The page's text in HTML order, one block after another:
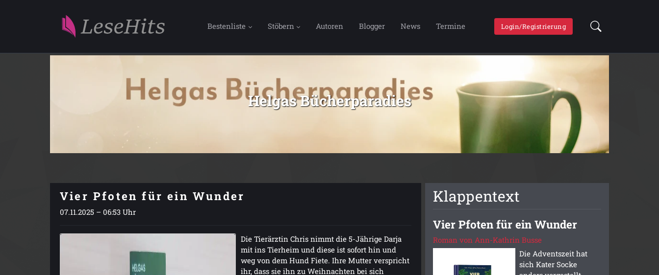
Bestenliste Stöbern Autoren Blogger News Termine Login/Registrierung
Helgas Bücherparadies
Vier Pfoten für ein Wunder
07.11.2025 – 06:53 Uhr
Die Tierärztin Chris nimmt die 5-Jährige Darja
mit ins Tierheim und diese ist sofort hin und
weg von dem Hund Fiete. Ihre Mutter verspricht
ihr, dass sie ihn zu Weihnachten bei sich
Klappentext
Vier Pfoten für ein Wunder
Roman von Ann-Kathrin Busse
Die Adventszeit hat
sich Kater Socke